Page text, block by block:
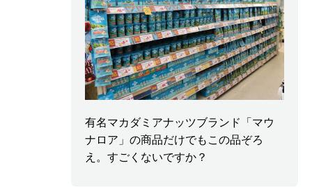
有名マカダミアナッツブランド「マウ
ナロア」の商品だけでもこの品ぞろ
え。すごくないですか？